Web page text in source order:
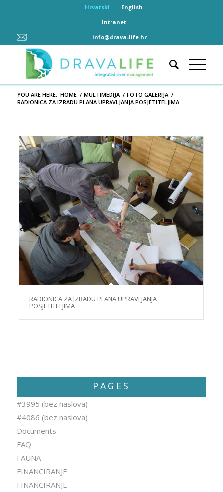
Hrvatski
English
Intranet
info@drava-life.hr
YOU ARE HERE: HOME / MULTIMEDIJA / FOTO GALERIJA /
RADIONICA ZA IZRADU PLANA UPRAVLJANJA POSJETITELJIMA
RADIONICA ZA IZRADU PLANA UPRAVLJANJA
POSJETITELJIMA
PAGES
#3995 (bez naslova)
#4086 (bez naslova)
Documents
FAQ
FAUNA
FINANCIRANJE
FINANCIRANJE